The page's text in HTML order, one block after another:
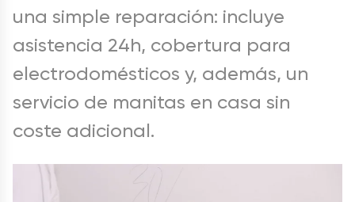
una simple reparación: incluye
asistencia 24h, cobertura para
electrodomésticos y, además, un
servicio de manitas en casa sin
coste adicional.